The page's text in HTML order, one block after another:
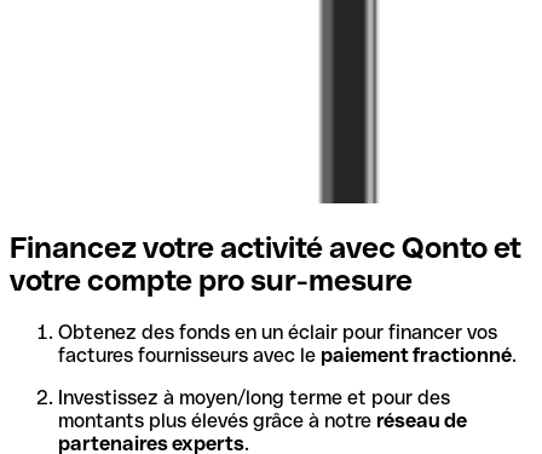
l’encaissement des règlements par chèque ;
l’offre de services additionnels.
Dernier point important : les comptes professionnels sont
ceux soumis à des interdits bancaires.
En effet, chez Qonto, vous pouvez devenir client et
profiter de notre offre grâce à l’ouverture d’uncompte pro
sans banque! Aucun risque de nouvel endettement ou de
crédit accumulé, nos services sont donc réellement
Financez votre activité avec Qonto et
votre compte pro sur-mesure
Obtenez des fonds en un éclair pour financer vos
factures fournisseurs avec le paiement fractionné.
Investissez à moyen/long terme et pour des
montants plus élevés grâce à notre réseau de
partenaires experts.